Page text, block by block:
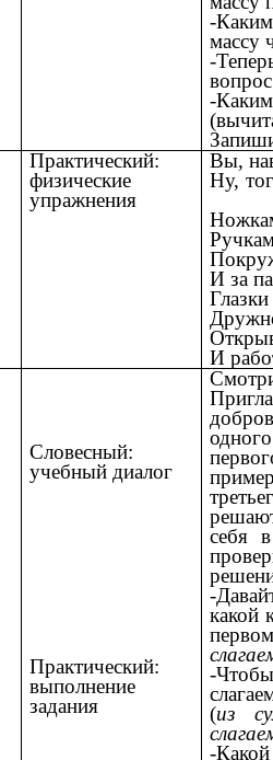
-
массу
-
-
Практический:
физические
упражнения
Вы,
Ну,
И за
И
Словесный:
учебный диалог
Практический:
выполнение
задания
себя
-
какой
-
(из
-